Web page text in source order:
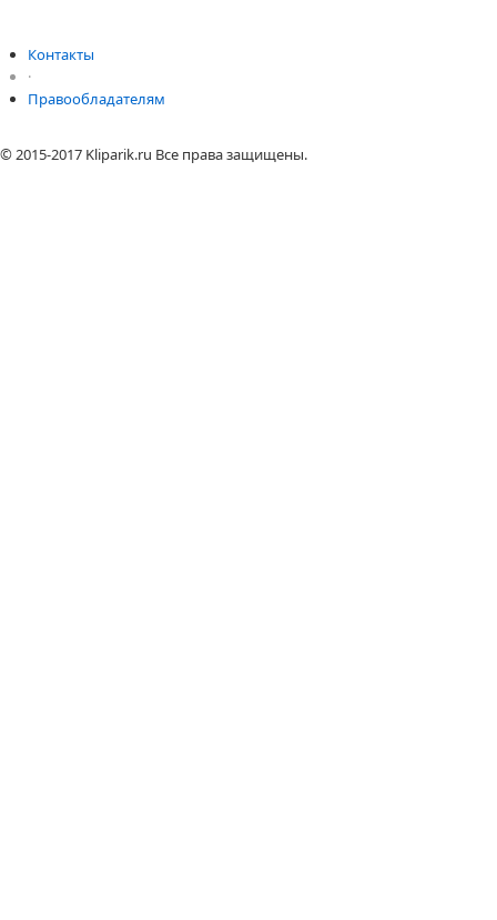
Контакты
·
Правообладателям
© 2015-2017 Kliparik.ru Все права защищены.